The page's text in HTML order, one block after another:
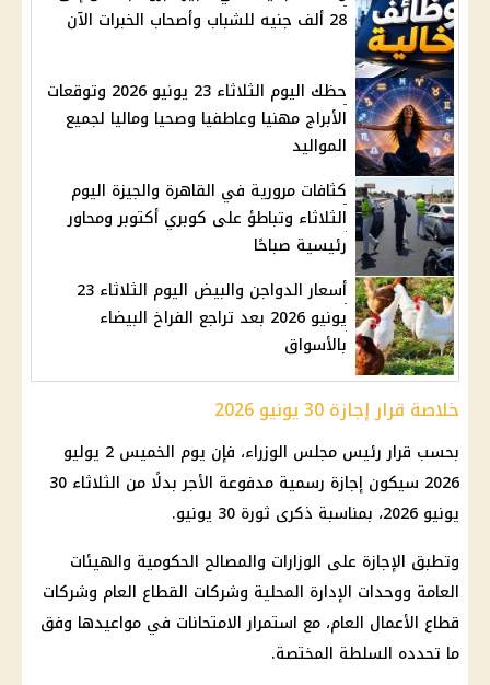
28 ألف جنيه للشباب وأصحاب الخبرات الآن
حظك اليوم الثلاثاء 23 يونيو 2026 وتوقعات
الأبراج مهنيا وعاطفيا وصحيا وماليا لجميع
المواليد
كثافات مرورية في القاهرة والجيزة اليوم
الثلاثاء وتباطؤ على كوبري أكتوبر ومحاور
رئيسية صباحًا
أسعار الدواجن والبيض اليوم الثلاثاء 23
يونيو 2026 بعد تراجع الفراخ البيضاء
بالأسواق
خلاصة قرار إجازة 30 يونيو 2026
بحسب قرار رئيس مجلس الوزراء
، فإن يوم الخميس 2 يوليو
2026 سيكون إجازة رسمية مدفوعة الأجر بدلًا من الثلاثاء 30
يونيو 2026، بمناسبة ذكرى ثورة 30 يونيو.
وتطبق الإجازة على الوزارات والمصالح الحكومية والهيئات
العامة ووحدات الإدارة المحلية وشركات القطاع العام وشركات
قطاع الأعمال العام، مع استمرار الامتحانات في مواعيدها وفق
ما تحدده السلطة المختصة.